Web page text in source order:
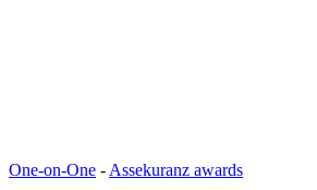
One-on-One -Assekuranz awards